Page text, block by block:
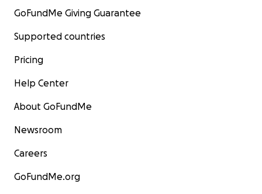
GoFundMe Giving Guarantee
Supported countries
Pricing
Help Center
About GoFundMe
Newsroom
Careers
GoFundMe.org